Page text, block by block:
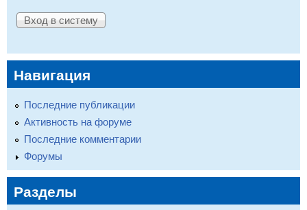
Навигация
Последние публикации
Активность на форуме
Последние комментарии
Форумы
Разделы